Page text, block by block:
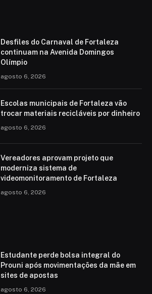
Desfiles do Carnaval de Fortaleza
continuam na Avenida Domingos
Olímpio
agosto 6, 2026
Escolas municipais de Fortaleza vão
trocar materiais recicláveis por dinheiro
agosto 6, 2026
Vereadores aprovam projeto que
moderniza sistema de
videomonitoramento de Fortaleza
agosto 6, 2026
Estudante perde bolsa integral do
Prouni após movimentações da mãe em
sites de apostas
agosto 6, 2026